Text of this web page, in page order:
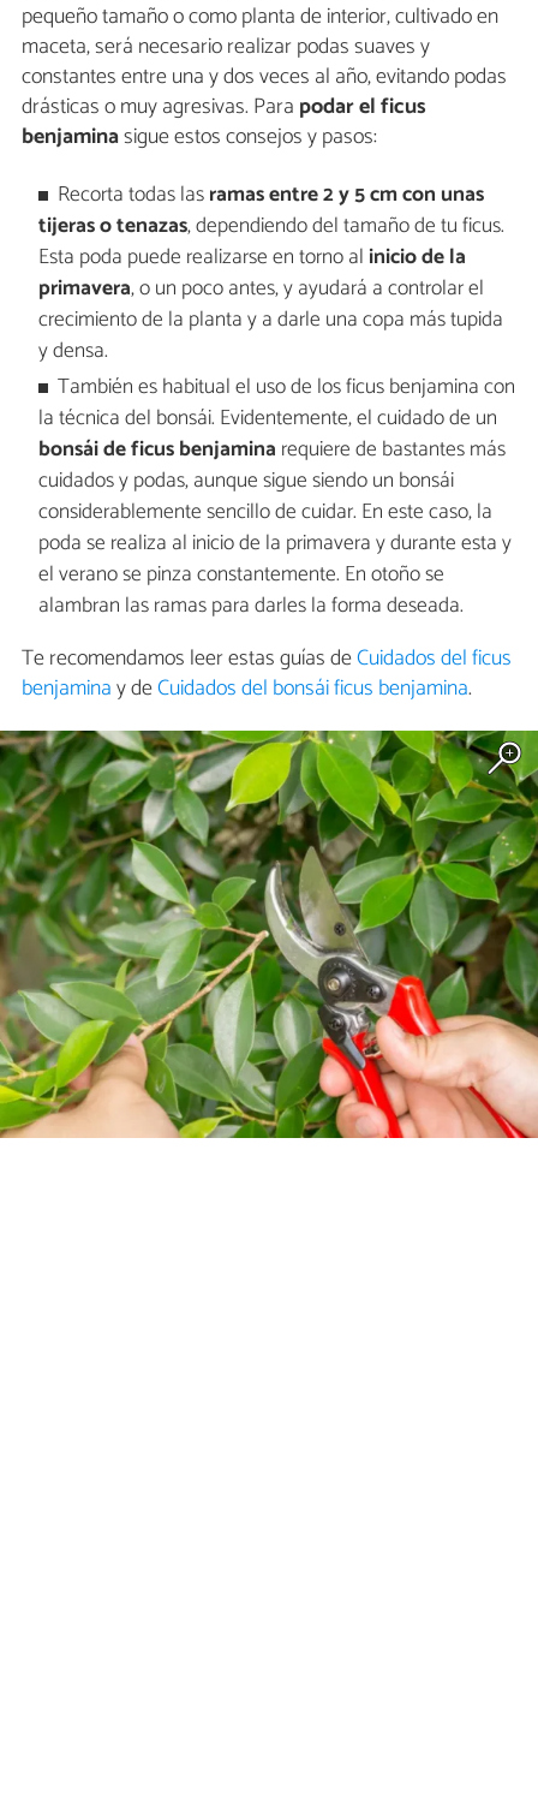
pequeño tamaño o como planta de interior, cultivado en
maceta, será necesario realizar podas suaves y
constantes entre una y dos veces al año, evitando podas
drásticas o muy agresivas. Para podar el ficus
benjaminasigue estos consejos y pasos:
Recorta todas lasramas entre 2 y 5 cm con unas
tijeras o tenazas, dependiendo del tamaño de tu ficus.
Esta poda puede realizarse en torno al inicio de la
primavera, o un poco antes, y ayudará a controlar el
crecimiento de la planta y a darle una copa más tupida
y densa.
También es habitual el uso de los ficus benjamina con
la técnica del bonsái. Evidentemente, el cuidado de un
bonsái de ficus benjamina requiere de bastantes más
cuidados y podas, aunque sigue siendo un bonsái
considerablemente sencillo de cuidar. En este caso, la
poda se realiza al inicio de la primavera y durante esta y
el verano se pinza constantemente. En otoño se
alambran las ramas para darles la forma deseada.
Te recomendamos leer estas guías deCuidados del ficus
benjaminay deCuidados del bonsái ficus benjamina.